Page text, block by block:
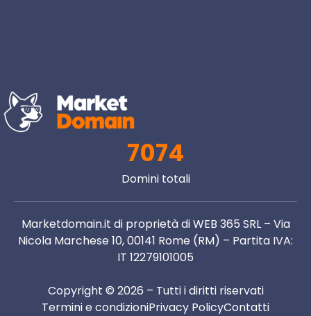
7074
Domini totali
Marketdomain.it di proprietà di WEB 365 SRL – Via
Nicola Marchese 10, 00141 Rome (RM) – Partita IVA:
IT 12279101005
Copyright © 2026 – Tutti i diritti riservati
Termini e condizioniPrivacy PolicyContatti